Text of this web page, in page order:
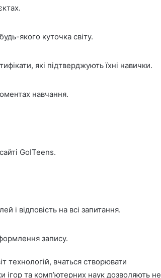
якого куточка світу.
які підтверджують їхні навички.
навчання.
GoITeens.
і відповість на всі запитання.
запису.
технологій, вчаться створювати
ігор та комп’ютерних наук дозволяють не